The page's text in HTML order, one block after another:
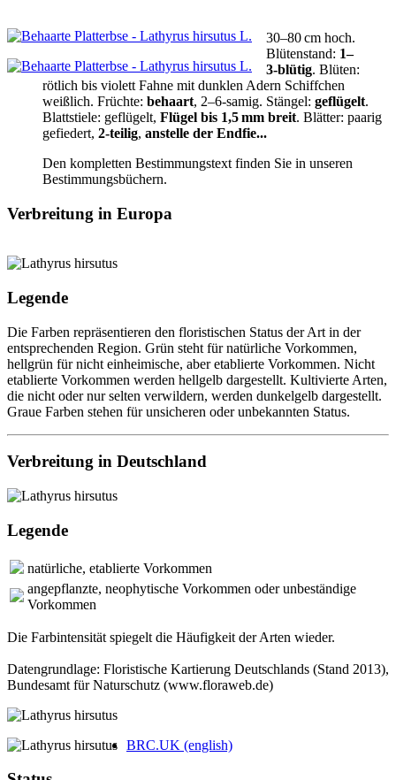
30–80 cm hoch.
Blütenstand: 1–
3‑blütig. Blüten:
rötlich bis violett Fahne mit dunklen Adern Schiffchen
weißlich. Früchte: behaart, 2–6‑samig. Stängel: geflügelt.
Blattstiele: geflügelt, Flügel bis 1,5 mm breit. Blätter: paarig
gefiedert, 2‑teilig, anstelle der Endfie...
Den kompletten Bestimmungstext finden Sie in unseren
Bestimmungsbüchern.
Verbreitung in Europa
Legende
Die Farben repräsentieren den floristischen Status der Art in der
entsprechenden Region. Grün steht für natürliche Vorkommen,
hellgrün für nicht einheimische, aber etablierte Vorkommen. Nicht
etablierte Vorkommen werden hellgelb dargestellt. Kultivierte Arten,
die nicht oder nur selten verwildern, werden dunkelgelb dargestellt.
Graue Farben stehen für unsicheren oder unbekannten Status.
Verbreitung in Deutschland
Legende
natürliche, etablierte Vorkommen
angepflanzte, neophytische Vorkommen oder unbeständige
Vorkommen
Die Farbintensität spiegelt die Häufigkeit der Arten wieder.
Datengrundlage: Floristische Kartierung Deutschlands (Stand 2013),
Bundesamt für Naturschutz (www.floraweb.de)
BRC.UK (english)